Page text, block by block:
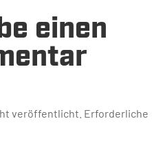
einen
veröffentlicht. Erforderliche